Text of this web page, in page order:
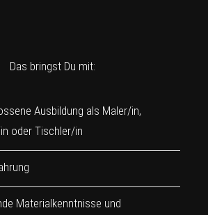
Das bringst Du mit:
Ausbildung als Maler/in,
oder Tischler/in
Materialkenntnisse und